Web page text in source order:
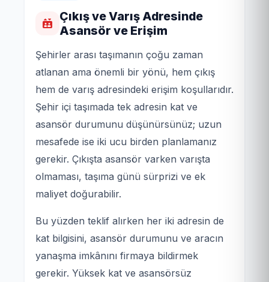
Çıkış ve Varış Adresinde
Asansör ve Erişim
Şehirler arası taşımanın çoğu zaman
atlanan ama önemli bir yönü, hem çıkış
hem de varış adresindeki erişim koşullarıdır.
Şehir içi taşımada tek adresin kat ve
asansör durumunu düşünürsünüz; uzun
mesafede ise iki ucu birden planlamanız
gerekir. Çıkışta asansör varken varışta
olmaması, taşıma günü sürprizi ve ek
maliyet doğurabilir.
Bu yüzden teklif alırken her iki adresin de
kat bilgisini, asansör durumunu ve aracın
yanaşma imkânını firmaya bildirmek
gerekir. Yüksek kat ve asansörsüz